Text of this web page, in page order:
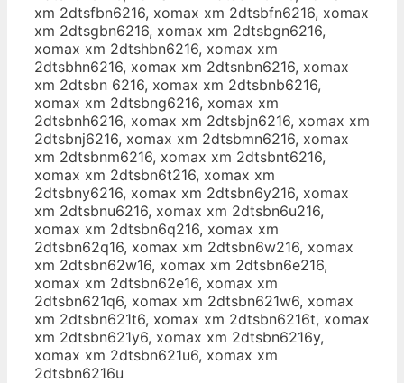
xm 2dtsfbn6216, xomax xm 2dtsbfn6216, xomax
xm 2dtsgbn6216, xomax xm 2dtsbgn6216,
xomax xm 2dtshbn6216, xomax xm
2dtsbhn6216, xomax xm 2dtsnbn6216, xomax
xm 2dtsbn 6216, xomax xm 2dtsbnb6216,
xomax xm 2dtsbng6216, xomax xm
2dtsbnh6216, xomax xm 2dtsbjn6216, xomax xm
2dtsbnj6216, xomax xm 2dtsbmn6216, xomax
xm 2dtsbnm6216, xomax xm 2dtsbnt6216,
xomax xm 2dtsbn6t216, xomax xm
2dtsbny6216, xomax xm 2dtsbn6y216, xomax
xm 2dtsbnu6216, xomax xm 2dtsbn6u216,
xomax xm 2dtsbn6q216, xomax xm
2dtsbn62q16, xomax xm 2dtsbn6w216, xomax
xm 2dtsbn62w16, xomax xm 2dtsbn6e216,
xomax xm 2dtsbn62e16, xomax xm
2dtsbn621q6, xomax xm 2dtsbn621w6, xomax
xm 2dtsbn621t6, xomax xm 2dtsbn6216t, xomax
xm 2dtsbn621y6, xomax xm 2dtsbn6216y,
xomax xm 2dtsbn621u6, xomax xm
2dtsbn6216u